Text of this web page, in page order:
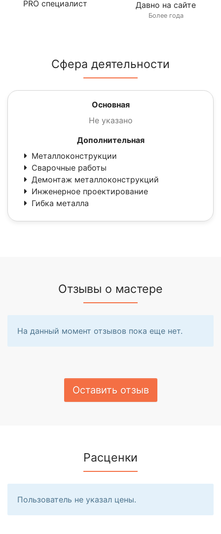
PRO специалист Давно на сайте
Более года
Сфера деятельности
Основная
Не указано
Дополнительная
Металлоконструкции
Сварочные работы
Демонтаж металлоконструкций
Инженерное проектирование
Гибка металла
Отзывы о мастере
На данный момент отзывов пока еще нет.
Оставить отзыв
Расценки
Пользователь не указал цены.